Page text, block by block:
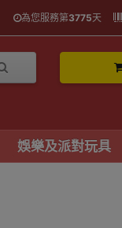
為您服務第3775天
娛樂及派對玩具